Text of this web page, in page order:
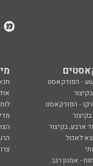
- הפודקאסט
בקיצור
- הפודקאסט
ארבע, בקיצור
לאכול
- אמנון רגב